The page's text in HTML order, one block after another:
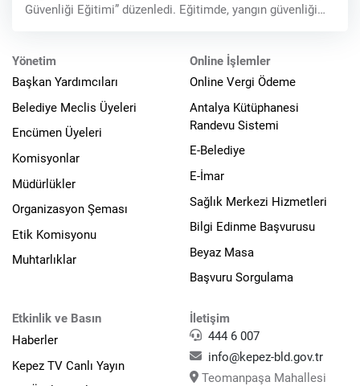
Güvenliği Eğitimi” düzenledi. Eğitimde, yangın güvenliği
Yönetim
Başkan Yardımcıları
Belediye Meclis Üyeleri
Encümen Üyeleri
Komisyonlar
Müdürlükler
Organizasyon Şeması
Etik Komisyonu
Muhtarlıklar
Online İşlemler
Online Vergi Ödeme
Antalya Kütüphanesi
Randevu Sistemi
E-Belediye
E-İmar
Sağlık Merkezi Hizmetleri
Bilgi Edinme Başvurusu
Beyaz Masa
Başvuru Sorgulama
Etkinlik ve Basın
Haberler
Kepez TV Canlı Yayın
İletişim
444 6 007
info@kepez-bld.gov.tr
Teomanpaşa Mahallesi